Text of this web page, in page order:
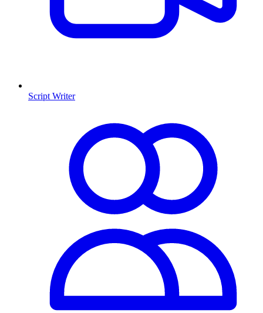
Script Writer